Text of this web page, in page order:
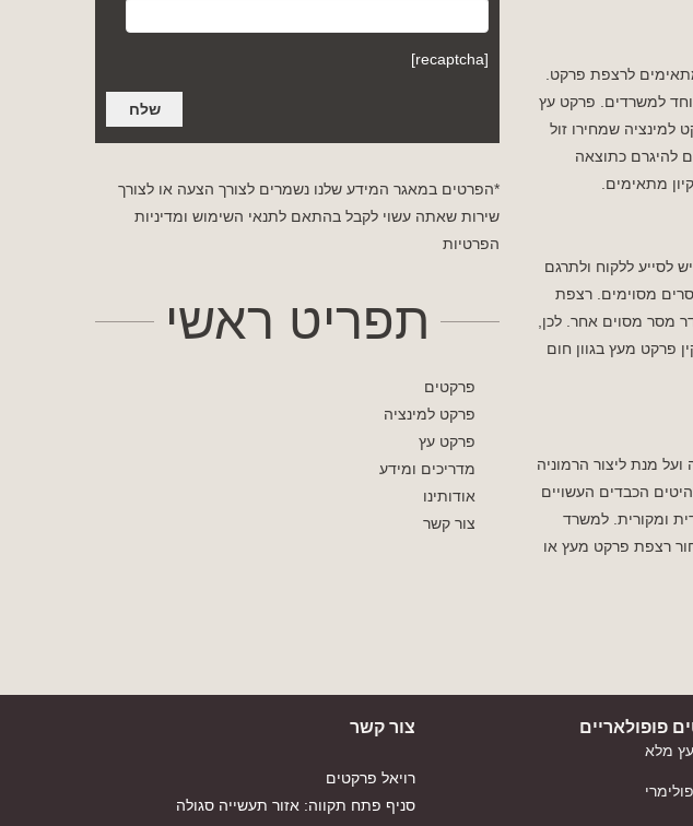
לרצפת פרקט.
למשרדים. פרקט עץ
למינציה שמחירו זול
להיגרם כתוצאה
מתאימים.
לסייע ללקוח ולתרגם
מסוימים. רצפת
מסר מסוים אחר. לכן,
פרקט מעץ בגוון חום
מנת ליצור הרמוניה
הכבדים העשויים
ומקורית. למשרד
רצפת פרקט מעץ או
[recaptcha]
*הפרטים במאגר המידע שלנו נשמרים לצורך הצעה או לצורך
שירות שאתה עשוי לקבל בהתאם לתנאי השימוש ומדיניות
הפרטיות
תפריט ראשי
פרקטים
פרקט למינציה
פרקט עץ
מדריכים ומידע
אודותינו
צור קשר
פופולאריים
מלא
צור קשר
רויאל פרקטים
סניף פתח תקווה: אזור תעשייה סגולה